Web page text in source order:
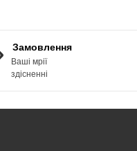
Замовлення
Ваші мрії
здісненні